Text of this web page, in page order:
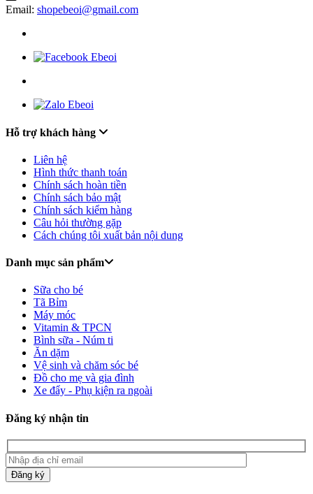
Email: shopebeoi@gmail.com
Hỗ trợ khách hàng
Liên hệ
Hình thức thanh toán
Chính sách hoàn tiền
Chính sách bảo mật
Chính sách kiểm hàng
Câu hỏi thường gặp
Cách chúng tôi xuất bản nội dung
Danh mục sản phẩm
Sữa cho bé
Tã Bỉm
Máy móc
Vitamin & TPCN
Bình sữa - Núm ti
Ăn dặm
Vệ sinh và chăm sóc bé
Đồ cho mẹ và gia đình
Xe đẩy - Phụ kiện ra ngoài
Đăng ký nhận tin
Đăng ký